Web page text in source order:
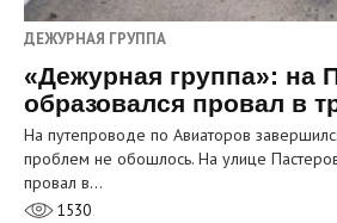
ДЕЖУРНАЯ ГРУППА
«Дежурная группа»: на
образовался провал в
На путепроводе по Авиаторов
проблем не обошлось. На улице
провал в…
1530